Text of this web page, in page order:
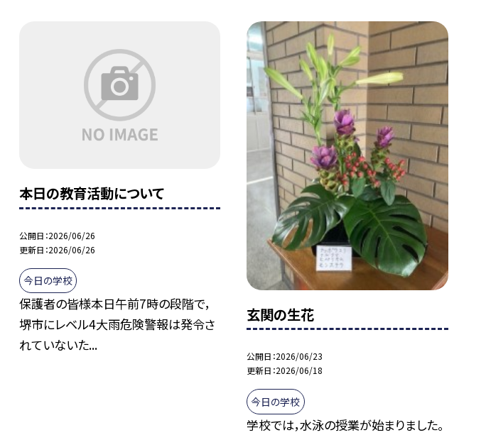
本日の教育活動について
公開日 2026/06/26
更新日 2026/06/26
今日の学校
保護者の皆様本日午前7時の段階で，
堺市にレベル4大雨危険警報は発令さ
れていないた...
玄関の生花
公開日 2026/06/23
更新日 2026/06/18
今日の学校
学校では，水泳の授業が始まりました。